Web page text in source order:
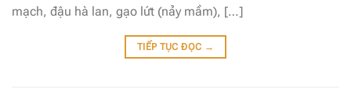
mạch, đậu hà lan, gạo lứt (nảy mầm), […]
TIẾP TỤC ĐỌC →